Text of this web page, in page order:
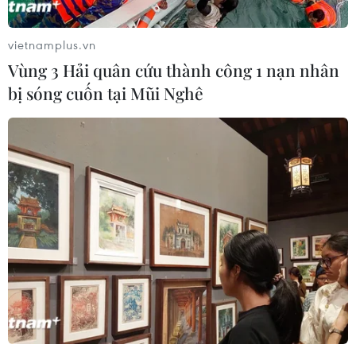
Phố Wall lập kỷ lục mới nhờ đà tăng
của nhóm cổ phiếu AI
05/08/2026 00:37
Tỷ phú Jeff Bezos bán 15 triệu cổ
phiếu Amazon trị giá hơn 4 tỷ USD
04/08/2026 23:29
Phố Wall lập đỉnh lịch sử khi giá dầu
lao dốc mạnh
04/08/2026 00:59
Thị trường chứng khoán thế giới:
vietnamplus.vn
Vùng 3 Hải quân cứu thành công 1 nạn nhân
bị sóng cuốn tại Mũi Nghê